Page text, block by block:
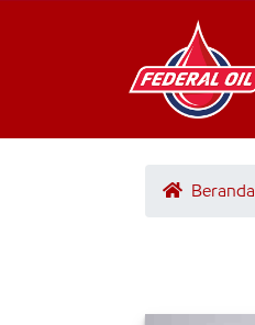
Beranda